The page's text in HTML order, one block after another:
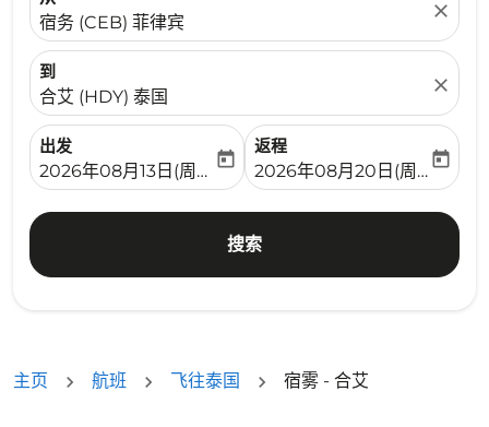
宿务 (CEB) 菲律宾
close
到
合艾 (HDY) 泰国
close
出发
fc-booking-departure-date-aria-label
2026年08月13日(周四)
today
返程
fc-booking-return-date-
2026年08月20日(周四)
today
搜索
主页 航班 飞往泰国 宿雾 - 合艾